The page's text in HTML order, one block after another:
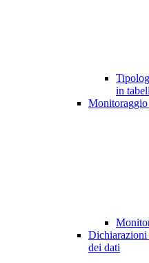
in
Dichiarazioni
dei dati